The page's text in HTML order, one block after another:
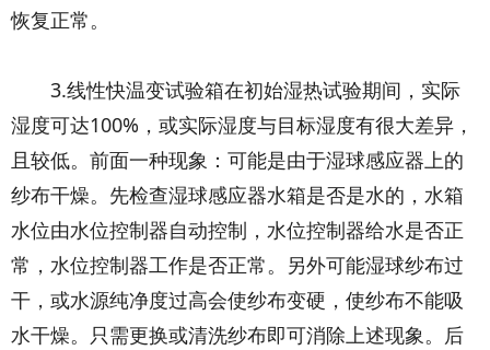
恢复正常。
3.线性快温变试验箱在初始湿热试验期间，实际
湿度可达100%，或实际湿度与目标湿度有很大差异，
且较低。前面一种现象：可能是由于湿球感应器上的
纱布干燥。先检查湿球感应器水箱是否是水的，水箱
水位由水位控制器自动控制，水位控制器给水是否正
常，水位控制器工作是否正常。另外可能湿球纱布过
干，或水源纯净度过高会使纱布变硬，使纱布不能吸
水干燥。只需更换或清洗纱布即可消除上述现象。后